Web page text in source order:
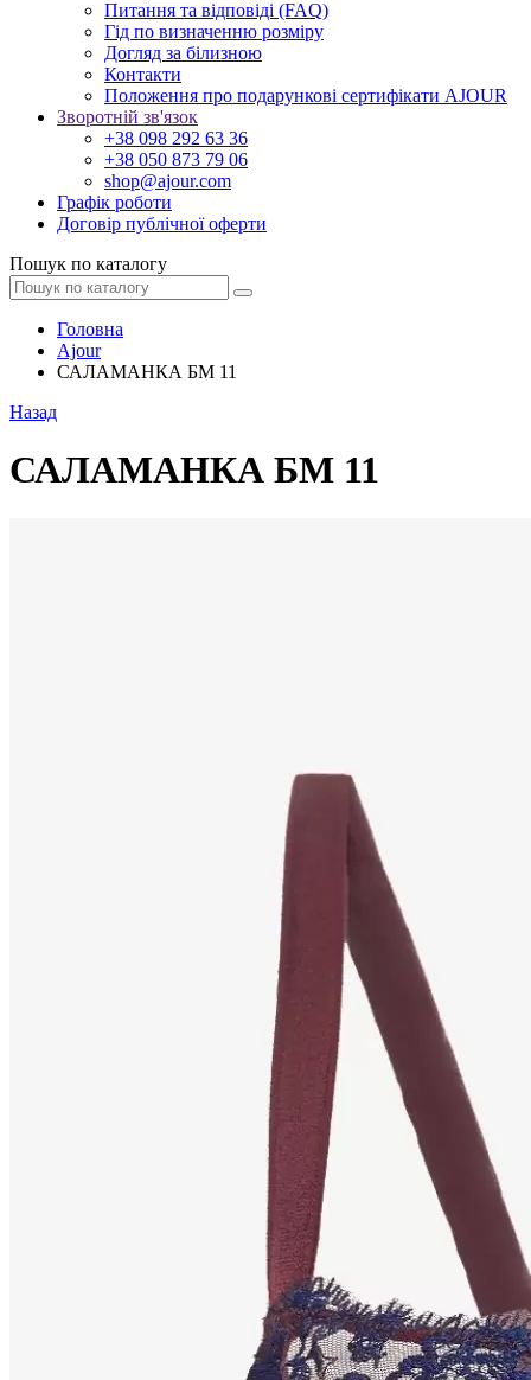
Питання та відповіді (FAQ)
Гід по визначенню розміру
Догляд за білизною
Контакти
Положення про подарункові сертифікати AJOUR
Зворотній зв'язок
+38 098 292 63 36
+38 050 873 79 06
shop@ajour.com
Графік роботи
Договір публічної оферти
Пошук по каталогу
Головна
Ajour
САЛАМАНКА БМ 11
Назад
САЛАМАНКА БМ 11